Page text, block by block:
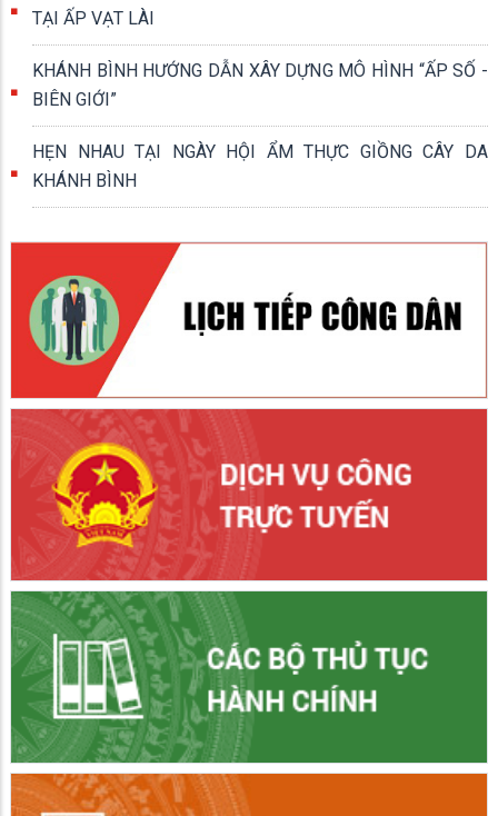
TẠI ẤP VẠT LÀI
KHÁNH BÌNH HƯỚNG DẪN XÂY DỰNG MÔ HÌNH “ẤP SỐ -
BIÊN GIỚI”
HẸN NHAU TẠI NGÀY HỘI ẨM THỰC GIỒNG CÂY DA
KHÁNH BÌNH